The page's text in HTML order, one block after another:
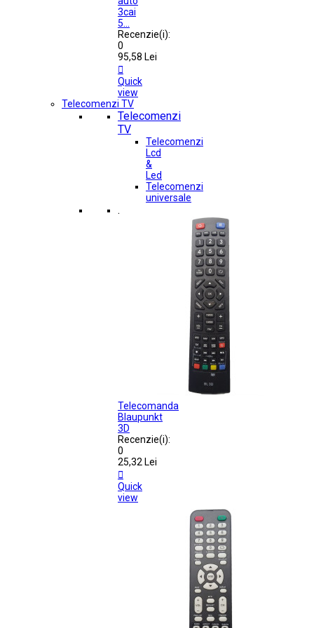
3cai
5...
Recenzie(i):
0
95,58 Lei

Quick
view
Telecomenzi TV
Telecomenzi
TV
Telecomenzi
Lcd
&
Led
Telecomenzi
universale
.
Telecomanda
Blaupunkt
3D
Recenzie(i):
0
25,32 Lei

Quick
view